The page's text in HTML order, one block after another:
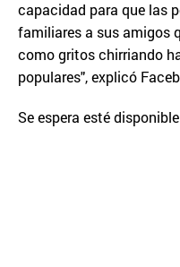
capacidad para que las
familiares a sus amigos
como gritos chirriando
populares", explicó
Se espera esté